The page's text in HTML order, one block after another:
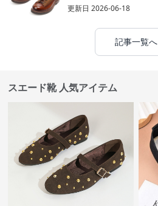
更新日2026-06-18
記事一覧へ
スエード靴 人気アイテム